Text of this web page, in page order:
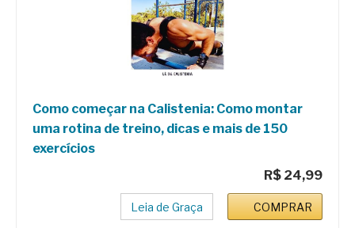
Como começar na Calistenia: Como montar
uma rotina de treino, dicas e mais de 150
exercícios
R$ 24,99
Leia de Graça COMPRAR